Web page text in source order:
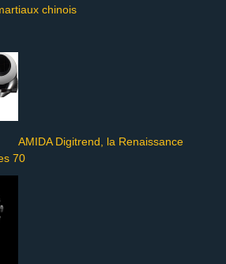
chinois
AMIDA Digitrend, la Renaissance
70